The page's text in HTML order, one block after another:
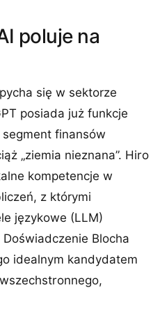
poluje na
się w sektorze
posiada już funkcje
finansów
„ziemia nieznana”. Hiro
kompetencje w
z którymi
językowe (LLM)
Blocha
idealnym kandydatem